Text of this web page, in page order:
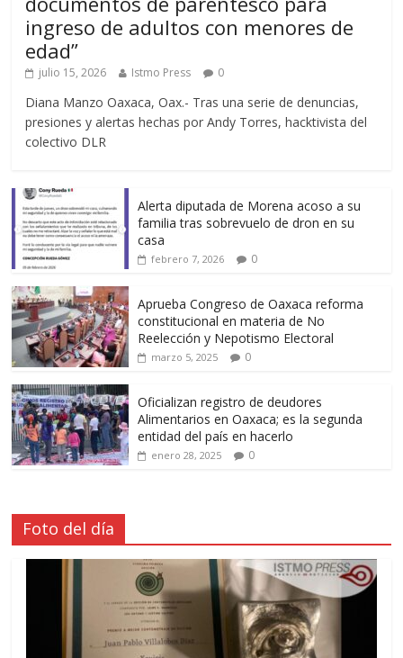
ingreso de adultos con menores de
edad”
julio 15, 2026 Istmo Press 0
Diana Manzo Oaxaca, Oax.- Tras una serie de denuncias,
presiones y alertas hechas por Andy Torres, hacktivista del
colectivo DLR
Alerta diputada de Morena acoso a su
familia tras sobrevuelo de dron en su
casa
febrero 7, 2026 0
Aprueba Congreso de Oaxaca reforma
constitucional en materia de No
Reelección y Nepotismo Electoral
marzo 5, 2025 0
Oficializan registro de deudores
Alimentarios en Oaxaca; es la segunda
entidad del país en hacerlo
enero 28, 2025 0
Foto del día